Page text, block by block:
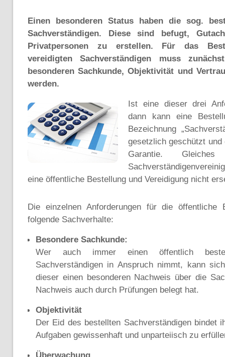
Einen besonderen Status haben die sog.
Sachverständigen. Diese sind befugt,
Privatpersonen zu erstellen. Für das
vereidigten Sachverständigen muss
besonderen Sachkunde, Objektivität und
werden.
Ist eine dieser drei
dann kann eine
Bezeichnung
gesetzlich geschützt
Garantie.
eine öffentliche Bestellung und Vereidigung nicht
Die einzelnen Anforderungen für die öffentliche
folgende Sachverhalte:
Besondere Sachkunde:
Wer auch immer einen öffentlich
Sachverständigen in Anspruch nimmt, kann
dieser einen besonderen Nachweis über die
Nachweis auch durch Prüfungen belegt hat.
Objektivität
Der Eid des bestellten Sachverständigen bindet
Aufgaben gewissenhaft und unparteiisch zu
Überwachung